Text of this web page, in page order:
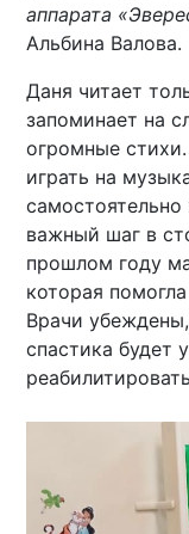
аппарата
Альбина Валова.
Даня читает
запоминает на
огромные
играть на
важный шаг в
прошлом году
которая
Врачи
спастика будет